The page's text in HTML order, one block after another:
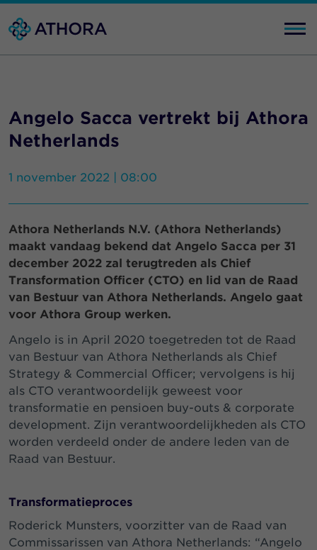
Angelo Sacca vertrekt bij Athora
Netherlands
1 november 2022 | 08:00
Athora Netherlands N.V. (Athora Netherlands)
maakt vandaag bekend dat Angelo Sacca per 31
december 2022 zal terugtreden als Chief
Transformation Officer (CTO) en lid van de Raad
van Bestuur van Athora Netherlands. Angelo gaat
voor Athora Group werken.
Angelo is in April 2020 toegetreden tot de Raad
van Bestuur van Athora Netherlands als Chief
Strategy & Commercial Officer; vervolgens is hij
als CTO verantwoordelijk geweest voor
transformatie en pensioen buy-outs & corporate
development. Zijn verantwoordelijkheden als CTO
worden verdeeld onder de andere leden van de
Raad van Bestuur.
Transformatieproces
Roderick Munsters, voorzitter van de Raad van
Commissarissen van Athora Netherlands: “Angelo